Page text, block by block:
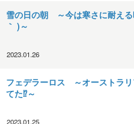
雪の日の朝 ～今は寒さに耐える
｀ )～
2023.01.26
フェデラーロス ～オーストラリ
てた⁉～
2023.01.25